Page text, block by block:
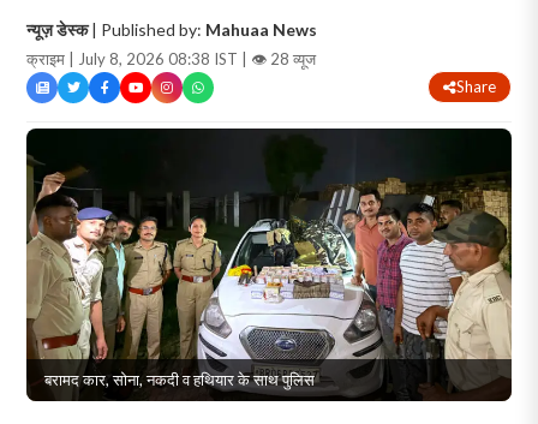
न्यूज़ डेस्क| Published by: Mahuaa News
क्राइम | July 8, 2026 08:38 IST | 👁 28 व्यूज
Share
बरामद कार, सोना, नकदी व हथियार के साथ पुलिस